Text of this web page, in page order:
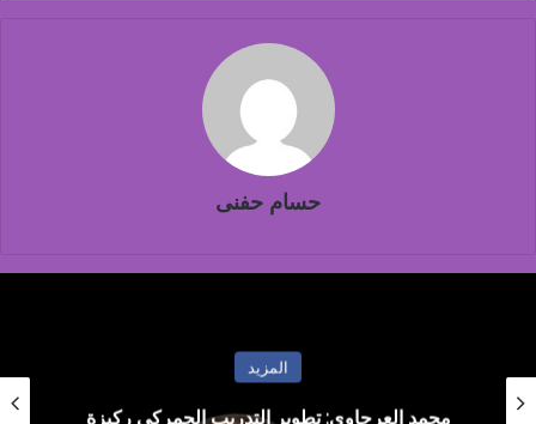
حسام حفنى
المزيد
محمد العرجاوي: تطوير التدريب الجمركي ركيزة